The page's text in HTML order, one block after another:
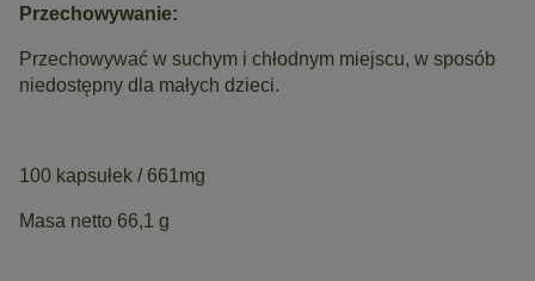
Przechowywanie:
Przechowywać w suchym i chłodnym miejscu, w sposób
niedostępny dla małych dzieci.
100 kapsułek / 661mg
Masa netto 66,1 g